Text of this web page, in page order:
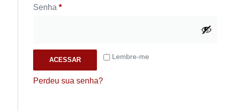
Senha *
Lembre-me
ACESSAR
Perdeu sua senha?